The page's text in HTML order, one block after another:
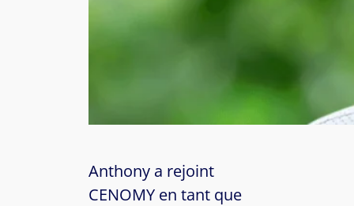
Anthony a rejoint
CENOMY en tant que